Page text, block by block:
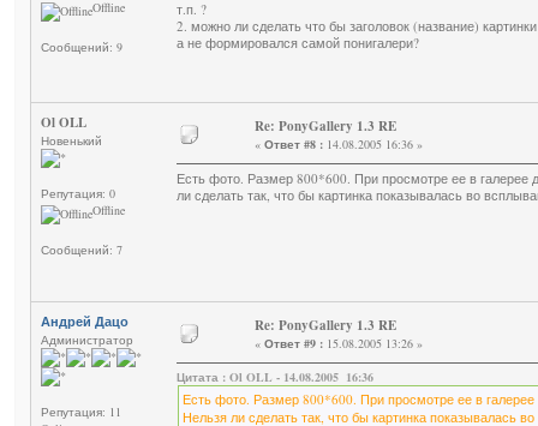
Offline
Сообщений: 9
т.п. ?
2. можно ли сделать что бы заголовок (название)
а не формировался самой понигалери?
Ol OLL
Новенький
Репутация: 0
Offline
Сообщений: 7
Re: PonyGallery 1.3 RE
« Ответ #8 : 14.08.2005 16:36 »
Есть фото. Размер 800*600. При просмотре ее в галерее
ли сделать так, что бы картинка показывалась во
Андрей Дацо
Администратор
Репутация: 11
Re: PonyGallery 1.3 RE
« Ответ #9 : 15.08.2005 13:26 »
Цитата : Ol OLL - 14.08.2005 16:36
Есть фото. Размер 800*600. При просмотре ее в галерее
Нельзя ли сделать так, что бы картинка показывалась